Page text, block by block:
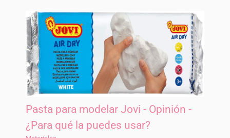
Pasta para modelar Jovi - Opinión -
¿Para qué la puedes usar?